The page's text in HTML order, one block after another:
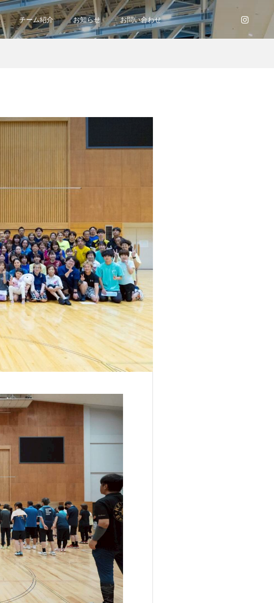
チーム紹介 お知らせ お問い合わせ